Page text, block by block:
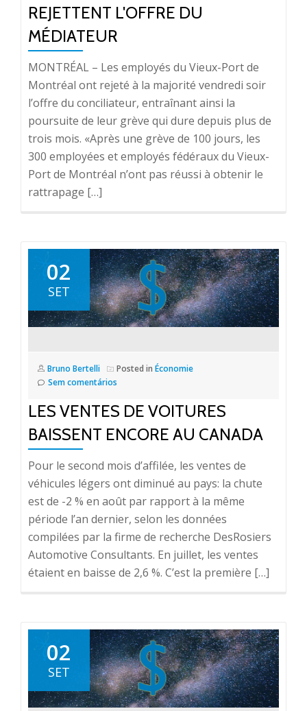
REJETTENT L'OFFRE DU
MÉDIATEUR
MONTRÉAL – Les employés du Vieux-Port de
Montréal ont rejeté à la majorité vendredi soir
l’offre du conciliateur, entraînant ainsi la
poursuite de leur grève qui dure depuis plus de
trois mois. «Après une grève de 100 jours, les
300 employées et employés fédéraux du Vieux-
Port de Montréal n’ont pas réussi à obtenir le
rattrapage […]
02
SET
Bruno Bertelli Posted in Économie
Sem comentários
LES VENTES DE VOITURES
BAISSENT ENCORE AU CANADA
Pour le second mois d’affilée, les ventes de
véhicules légers ont diminué au pays: la chute
est de -2 % en août par rapport à la même
période l’an dernier, selon les données
compilées par la firme de recherche DesRosiers
Automotive Consultants. En juillet, les ventes
étaient en baisse de 2,6 %. C’est la première […]
02
SET